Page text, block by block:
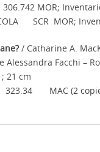
306.742 MOR;
SCR MOR;
/ Catharine A.
Alessandra Facchi –
; 21 cm
323.34 MAC (2